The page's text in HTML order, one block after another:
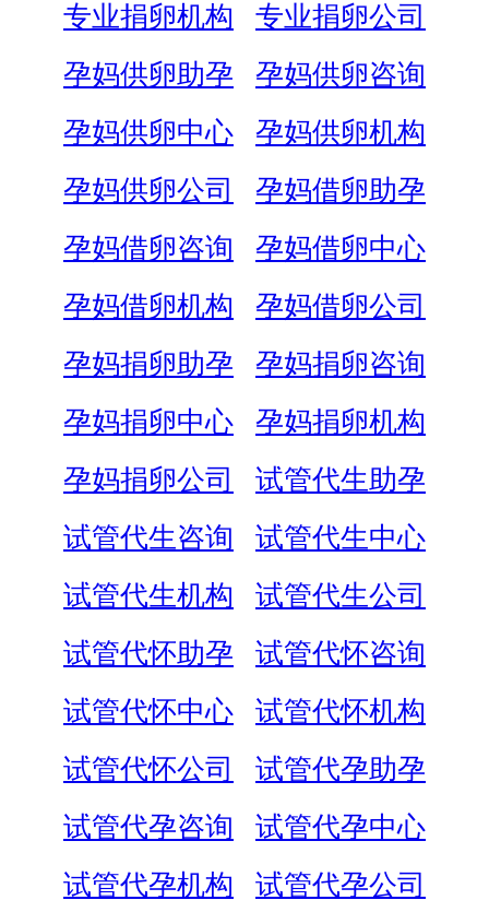
专业捐卵机构
专业捐卵公司
孕妈供卵助孕
孕妈供卵咨询
孕妈供卵中心
孕妈供卵机构
孕妈供卵公司
孕妈借卵助孕
孕妈借卵咨询
孕妈借卵中心
孕妈借卵机构
孕妈借卵公司
孕妈捐卵助孕
孕妈捐卵咨询
孕妈捐卵中心
孕妈捐卵机构
孕妈捐卵公司
试管代生助孕
试管代生咨询
试管代生中心
试管代生机构
试管代生公司
试管代怀助孕
试管代怀咨询
试管代怀中心
试管代怀机构
试管代怀公司
试管代孕助孕
试管代孕咨询
试管代孕中心
试管代孕机构
试管代孕公司